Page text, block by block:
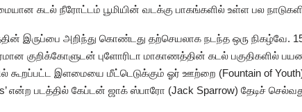
கடல் நீரோட்டம் பூமியின் வடக்கு பாகங்களில் உள்ள பல
இருப்பை அறிந்து கொண்டது தற்செயலாக நடந்த ஒரு
குறிக்கோளுடன் புளோரிடா மாகாணத்தின் கடல்
கூறப்பட்ட இளமையை மீட்டெடுக்கும் ஓர் ஊற்றை (Fountain of
என்ற படத்தில் கேப்டன் ஜாக் ஸ்பாரோ (Jack Sparrow) தேடிச்